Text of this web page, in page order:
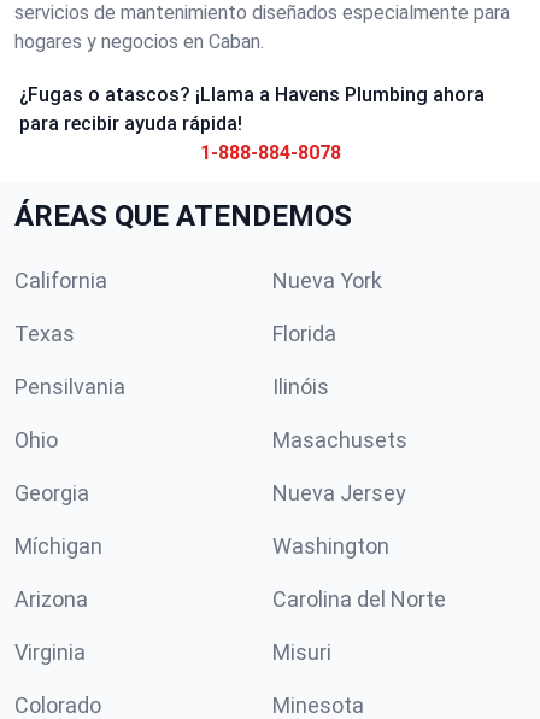
servicios de mantenimiento diseñados especialmente para
hogares y negocios en Caban.
¿Fugas o atascos? ¡Llama a Havens Plumbing ahora
para recibir ayuda rápida!
1-888-884-8078
ÁREAS QUE ATENDEMOS
California Nueva York
Texas Florida
Pensilvania Ilinóis
Ohio Masachusets
Georgia Nueva Jersey
Míchigan Washington
Arizona Carolina del Norte
Virginia Misuri
Colorado Minesota